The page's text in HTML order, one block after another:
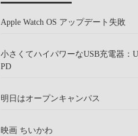
Apple Watch OS アップデート失敗
小さくてハイパワーなUSB充電器：
PD
明日はオープンキャンパス
映画 ちいかわ